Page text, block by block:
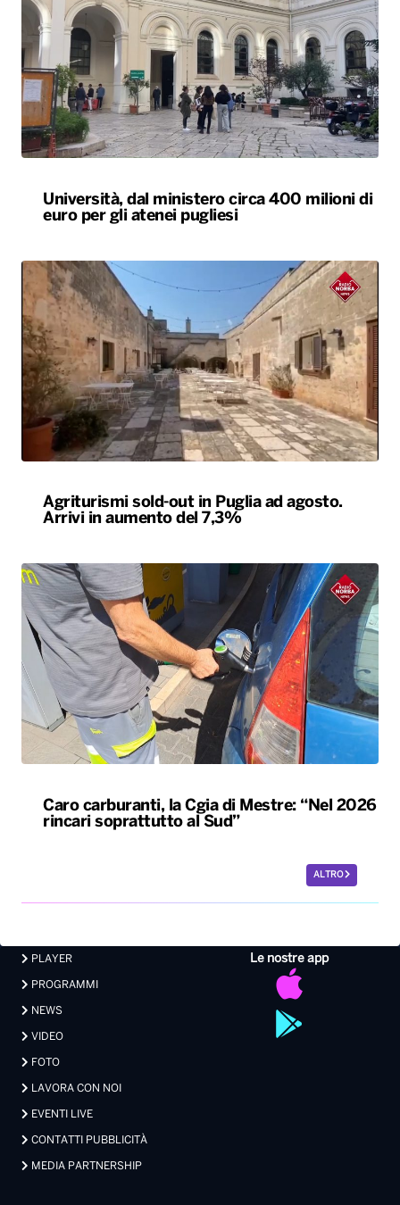
Università, dal ministero circa 400 milioni di
euro per gli atenei pugliesi
Agriturismi sold-out in Puglia ad agosto.
Arrivi in aumento del 7,3%
Caro carburanti, la Cgia di Mestre: “Nel 2026
rincari soprattutto al Sud”
ALTRO
Le nostre app
PLAYER
PROGRAMMI
NEWS
VIDEO
FOTO
LAVORA CON NOI
EVENTI LIVE
CONTATTI PUBBLICITÀ
MEDIA PARTNERSHIP